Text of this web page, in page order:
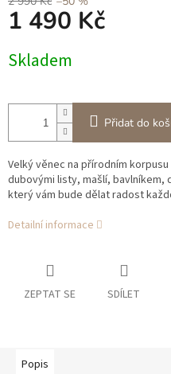
1 490 Kč
cena:
Skladem
Přidat do
Velký věnec na přírodním
dubovými listy, mašlí, bavlníkem,
který vám bude dělat radost
Detailní informace
ZEPTAT SE SDÍLET
Popis